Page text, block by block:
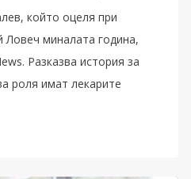
който оцеля при
Ловеч миналата година,
Разказва история за
роля имат лекарите